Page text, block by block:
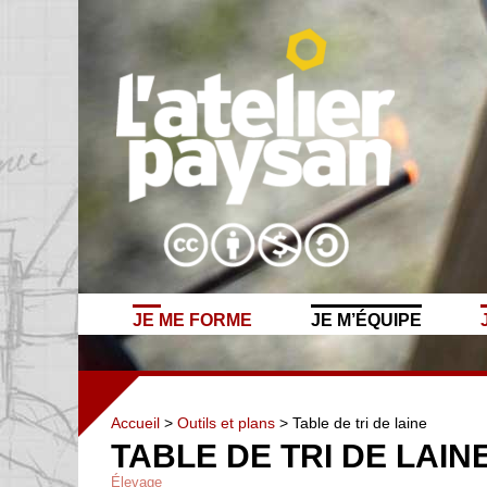
JE ME FORME JE M’ÉQUIPE
Accueil > Outils et plans > Table de tri de laine
TABLE DE TRI DE
Élevage